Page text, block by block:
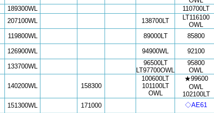
189300WL
110700LT
207100WL 138700LT
LT116100
OWL
119800WL 89000LT 85800
126900WL 94900WL 92100
133700WL
96500LT
LT97700OWL
95800
OWL
140200WL 158300
100600LT
101100LT
OWL
★99600
OWL
102100LT
151300WL 171000 ◇AE61